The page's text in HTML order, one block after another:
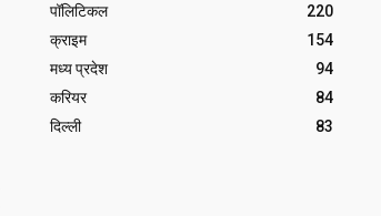
पॉलिटिकल
220
क्राइम
154
मध्य प्रदेश
94
करियर
84
दिल्ली
83